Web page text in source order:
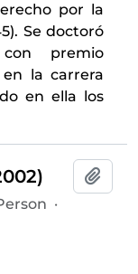
por la
Se doctoró
premio
en la carrera
en ella los
·